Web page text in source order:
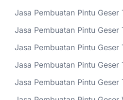
Jasa Pembuatan Pintu Geser
Jasa Pembuatan Pintu Geser
Jasa Pembuatan Pintu Geser
Jasa Pembuatan Pintu Geser
Jasa Pembuatan Pintu Geser